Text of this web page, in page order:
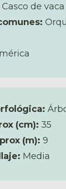
Casco de vaca
(cm): 35
(m): 9
Media